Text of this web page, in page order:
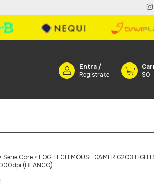
Entra /
Regístrate
$0
Serie Core > LOGITECH MOUSE GAMER G203
(BLANCO)